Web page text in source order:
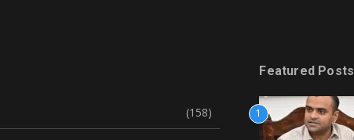
(158)
Featured Posts
1